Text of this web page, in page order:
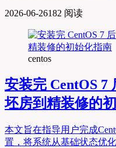
2026-06-26182 阅读
centos
安装完 CentOS 7
坯房到精装修的
本文旨在指导用户完成
置，将系统从基础状态优